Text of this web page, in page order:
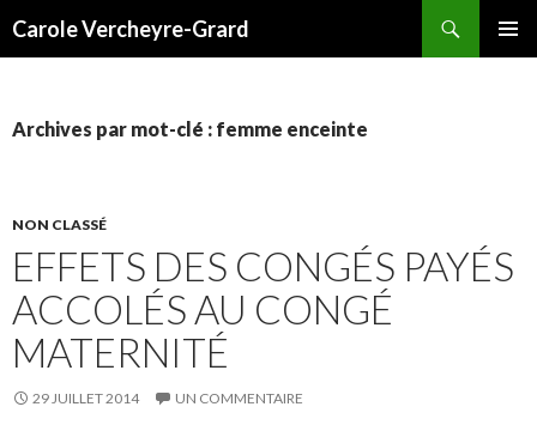
Carole Vercheyre-Grard
Archives par mot-clé : femme enceinte
NON CLASSÉ
EFFETS DES CONGÉS PAYÉS
ACCOLÉS AU CONGÉ
MATERNITÉ
29 JUILLET 2014 UN COMMENTAIRE